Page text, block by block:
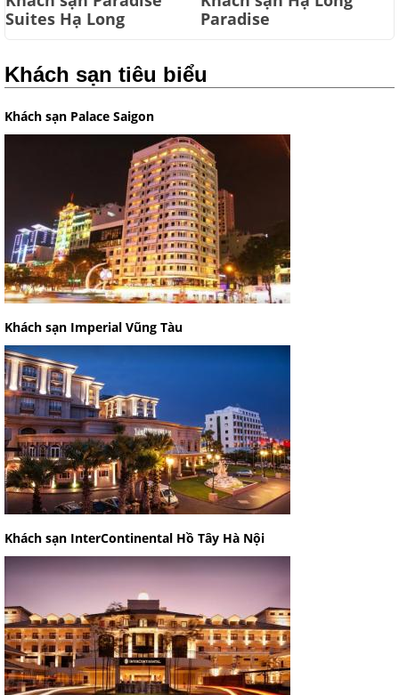
Suites Hạ Long
Paradise
Khách sạn tiêu biểu
Khách sạn Palace Saigon
Khách sạn Imperial Vũng Tàu
Khách sạn InterContinental Hồ Tây Hà Nội